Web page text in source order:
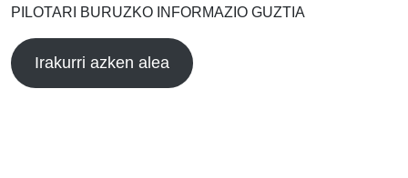
PILOTARI BURUZKO INFORMAZIO GUZTIA
Irakurri azken alea